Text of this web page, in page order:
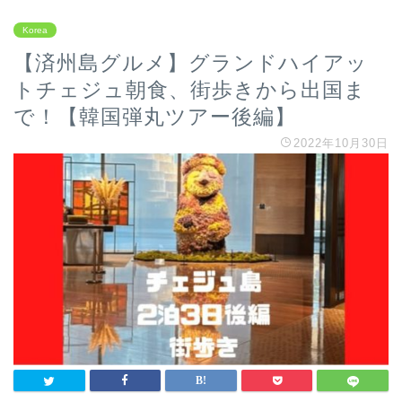
Korea
【済州島グルメ】グランドハイアッ
トチェジュ朝食、街歩きから出国ま
で！【韓国弾丸ツアー後編】
2022年10月30日